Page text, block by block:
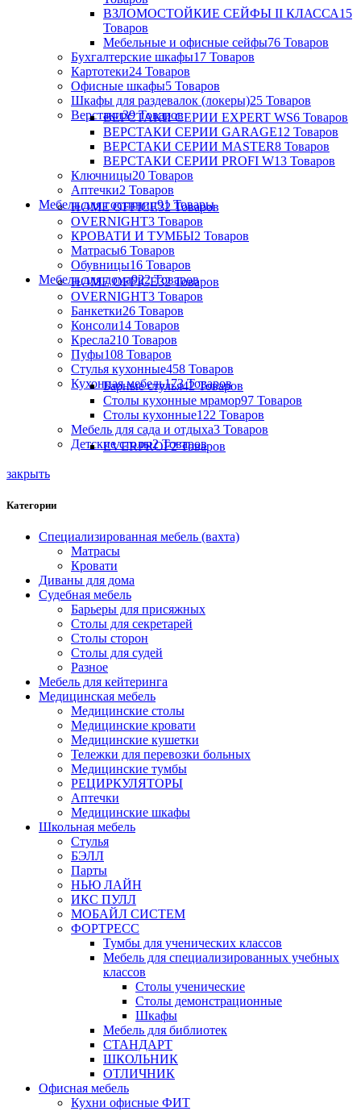
ВЗЛОМОСТОЙКИЕ СЕЙФЫ II КЛАССА15
Товаров
Мебельные и офисные сейфы76 Товаров
Бухгалтерские шкафы17 Товаров
Картотеки24 Товаров
Офисные шкафы5 Товаров
Шкафы для раздевалок (локеры)25 Товаров
Верстаки39 Товаров
ВЕРСТАКИ СЕРИИ EXPERT WS6 Товаров
ВЕРСТАКИ СЕРИИ GARAGE12 Товаров
ВЕРСТАКИ СЕРИИ MASTER8 Товаров
ВЕРСТАКИ СЕРИИ PROFI W13 Товаров
Ключницы20 Товаров
Аптечки2 Товаров
Мебель для гостиниц91 Товары
HOME OFFICE32 Товаров
OVERNIGHT3 Товаров
КРОВАТИ И ТУМБЫ2 Товаров
Матрасы6 Товаров
Обувницы16 Товаров
Мебель для дома922 Товаров
HOME OFFICE32 Товаров
OVERNIGHT3 Товаров
Банкетки26 Товаров
Консоли14 Товаров
Кресла210 Товаров
Пуфы108 Товаров
Стулья кухонные458 Товаров
Кухонная мебель173 Товаров
Барные стулья42 Товаров
Столы кухонные мрамор97 Товаров
Столы кухонные122 Товаров
Мебель для сада и отдыха3 Товаров
Детские столы2 Товаров
EVERPROF2 Товаров
закрыть
Категории
Специализированная мебель (вахта)
Матрасы
Кровати
Диваны для дома
Судебная мебель
Барьеры для присяжных
Столы для секретарей
Столы сторон
Столы для судей
Разное
Мебель для кейтеринга
Медицинская мебель
Медицинские столы
Медицинские кровати
Медицинские кушетки
Тележки для перевозки больных
Медицинские тумбы
РЕЦИРКУЛЯТОРЫ
Аптечки
Медицинские шкафы
Школьная мебель
Стулья
БЭЛЛ
Парты
НЬЮ ЛАЙН
ИКС ПУЛЛ
МОБАЙЛ СИСТЕМ
ФОРТРЕСС
Тумбы для ученических классов
Мебель для специализированных учебных
классов
Столы ученические
Столы демонстрационные
Шкафы
Мебель для библиотек
СТАНДАРТ
ШКОЛЬНИК
ОТЛИЧНИК
Офисная мебель
Кухни офисные ФИТ